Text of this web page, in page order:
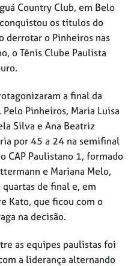
Country Club, em Belo
os títulos do
derrotar o Pinheiros nas
o Tênis Clube Paulista
a final da
Pinheiros, Maria Luisa
Silva e Ana Beatriz
por 45 a 24 na semifinal
CAP Paulistano 1, formado
e Mariana Melo,
quartas de final e, em
Kato, que ficou com o
na decisão.
as equipes paulistas foi
a liderança alternando